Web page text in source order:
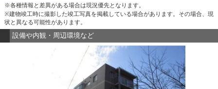
※各種情報と差異がある場合は現況優先となります。
※建物竣工時に撮影した竣工写真を掲載している場合があります。その場合、現
状と異なる可能性があります。
設備や内観・周辺環境など